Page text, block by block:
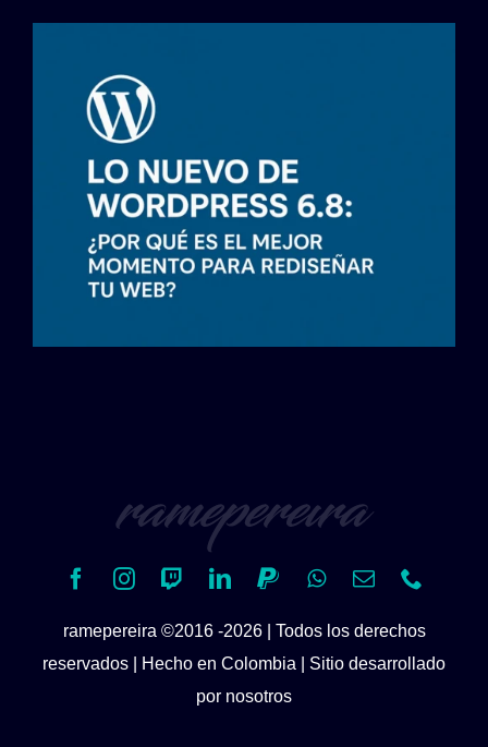
ramepereira ©2016 -2026 | Todos los derechos
reservados | Hecho en Colombia | Sitio desarrollado
por nosotros